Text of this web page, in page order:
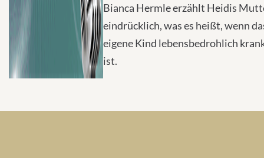
Bianca Hermle erzählt Heidis
eindrücklich, was es heißt, wenn
eigene Kind lebensbedrohlich
ist.